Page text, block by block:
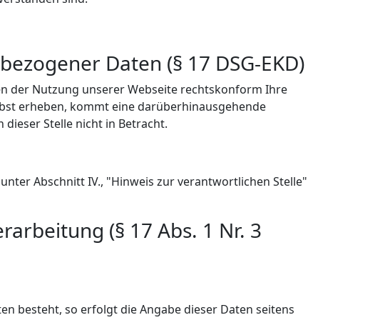
Daten (§ 17 DSG-EKD)
der Nutzung unserer Webseite rechtskonform Ihre
erheben, kommt eine darüberhinausgehende
Stelle nicht in Betracht.
Abschnitt IV., "Hinweis zur verantwortlichen Stelle"
(§ 17 Abs. 1 Nr. 3
besteht, so erfolgt die Angabe dieser Daten seitens